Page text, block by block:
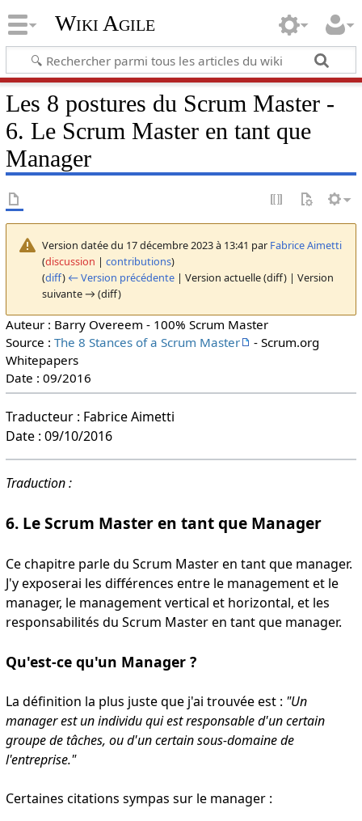
Wiki Agile
Les 8 postures du Scrum Master -
6. Le Scrum Master en tant que
Manager
Version datée du 17 décembre 2023 à 13:41 par Fabrice Aimetti
(discussion | contributions)
(diff) ← Version précédente| Version actuelle (diff) | Version
suivante → (diff)
Auteur : Barry Overeem - 100% Scrum Master
Source : The 8 Stances of a Scrum Master
- Scrum.org
Whitepapers
Date : 09/2016
Traducteur : Fabrice Aimetti
Date : 09/10/2016
Traduction :
6. Le Scrum Master en tant que Manager
Ce chapitre parle du Scrum Master en tant que manager.
J'y exposerai les différences entre le management et le
manager, le management vertical et horizontal, et les
responsabilités du Scrum Master en tant que manager.
Qu'est-ce qu'un Manager ?
La définition la plus juste que j'ai trouvée est : "Un
manager est un individu qui est responsable d'un certain
groupe de tâches, ou d'un certain sous-domaine de
l'entreprise."
Certaines citations sympas sur le manager :